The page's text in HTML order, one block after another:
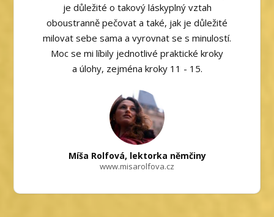
je důležité o takový láskyplný vztah
oboustranně pečovat a také, jak je důležité
milovat sebe sama a vyrovnat se s minulostí.
Moc se mi líbily jednotlivé praktické kroky
a úlohy, zejména kroky 11 - 15.
Míša Rolfová, lektorka němčiny
www.misarolfova.cz